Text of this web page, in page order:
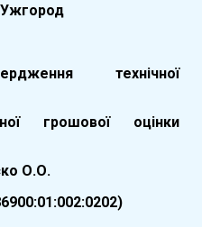
технічної
грошової оцінки
Юско О.О.